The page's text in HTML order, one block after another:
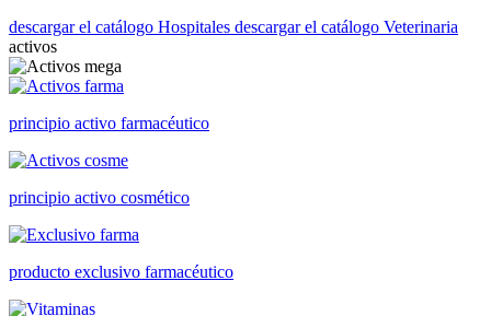
descargar el catálogo Hospitales descargar el catálogo Veterinaria
activos
principio activo farmacéutico
principio activo cosmético
producto exclusivo farmacéutico